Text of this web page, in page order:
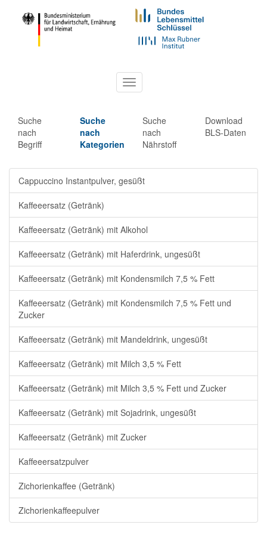
Toggle
navigation
Suche
nach
Begriff
Suche
nach
Kategorien
Suche
nach
Nährstoff
Download
BLS-Daten
Cappuccino Instantpulver, gesüßt
Kaffeeersatz (Getränk)
Kaffeeersatz (Getränk) mit Alkohol
Kaffeeersatz (Getränk) mit Haferdrink, ungesüßt
Kaffeeersatz (Getränk) mit Kondensmilch 7,5 % Fett
Kaffeeersatz (Getränk) mit Kondensmilch 7,5 % Fett und
Zucker
Kaffeeersatz (Getränk) mit Mandeldrink, ungesüßt
Kaffeeersatz (Getränk) mit Milch 3,5 % Fett
Kaffeeersatz (Getränk) mit Milch 3,5 % Fett und Zucker
Kaffeeersatz (Getränk) mit Sojadrink, ungesüßt
Kaffeeersatz (Getränk) mit Zucker
Kaffeeersatzpulver
Zichorienkaffee (Getränk)
Zichorienkaffeepulver